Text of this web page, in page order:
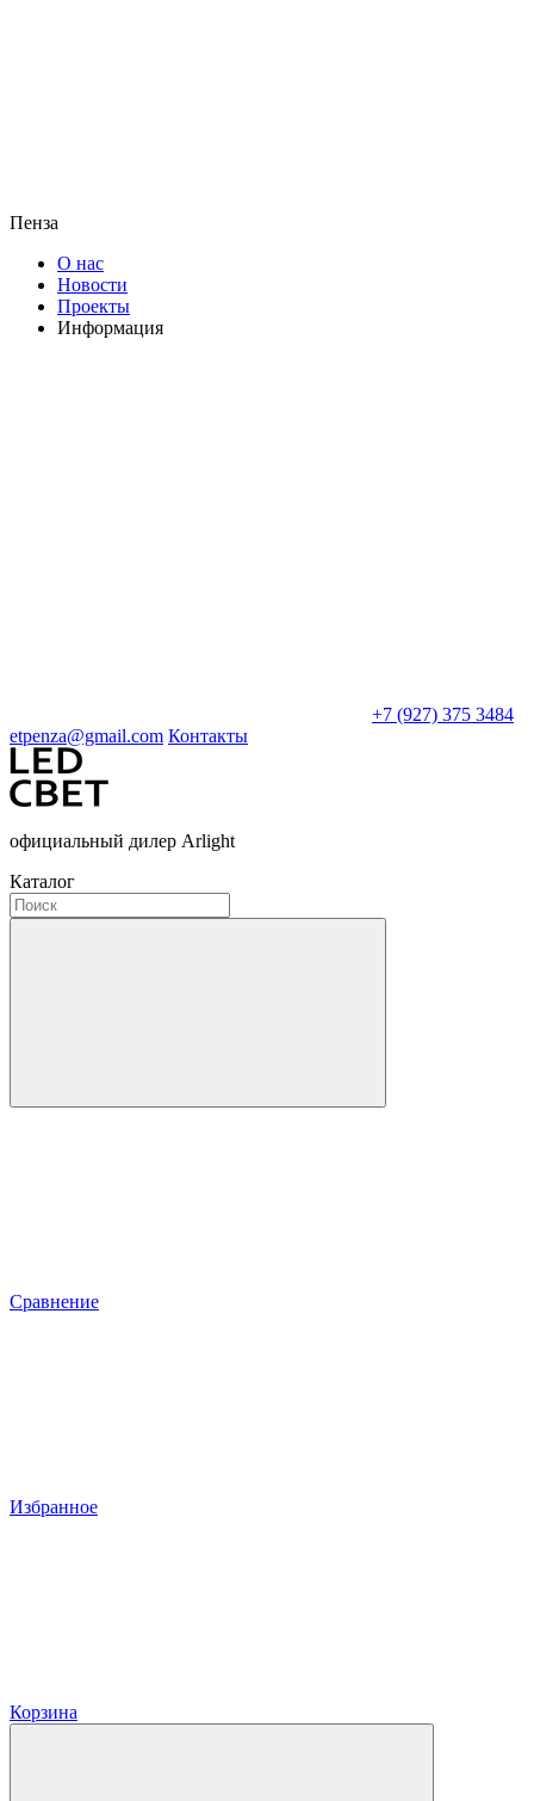
Пенза
О нас
Новости
Проекты
Информация
+7 (927) 375 3484
etpenza@gmail.com Контакты
официальный дилер Arlight
Каталог
Сравнение
Избранное
Корзина